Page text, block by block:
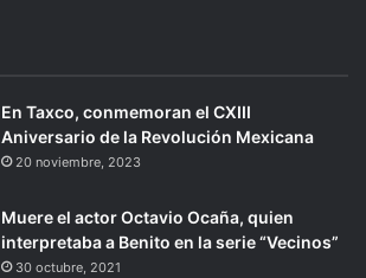
En Taxco, conmemoran el CXIII
Aniversario de la Revolución Mexicana
20 noviembre, 2023
Muere el actor Octavio Ocaña, quien
interpretaba a Benito en la serie “Vecinos”
30 octubre, 2021